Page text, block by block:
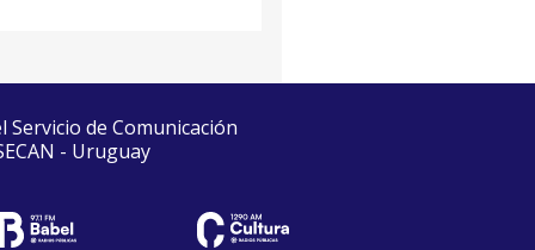
de Comunicación
- Uruguay